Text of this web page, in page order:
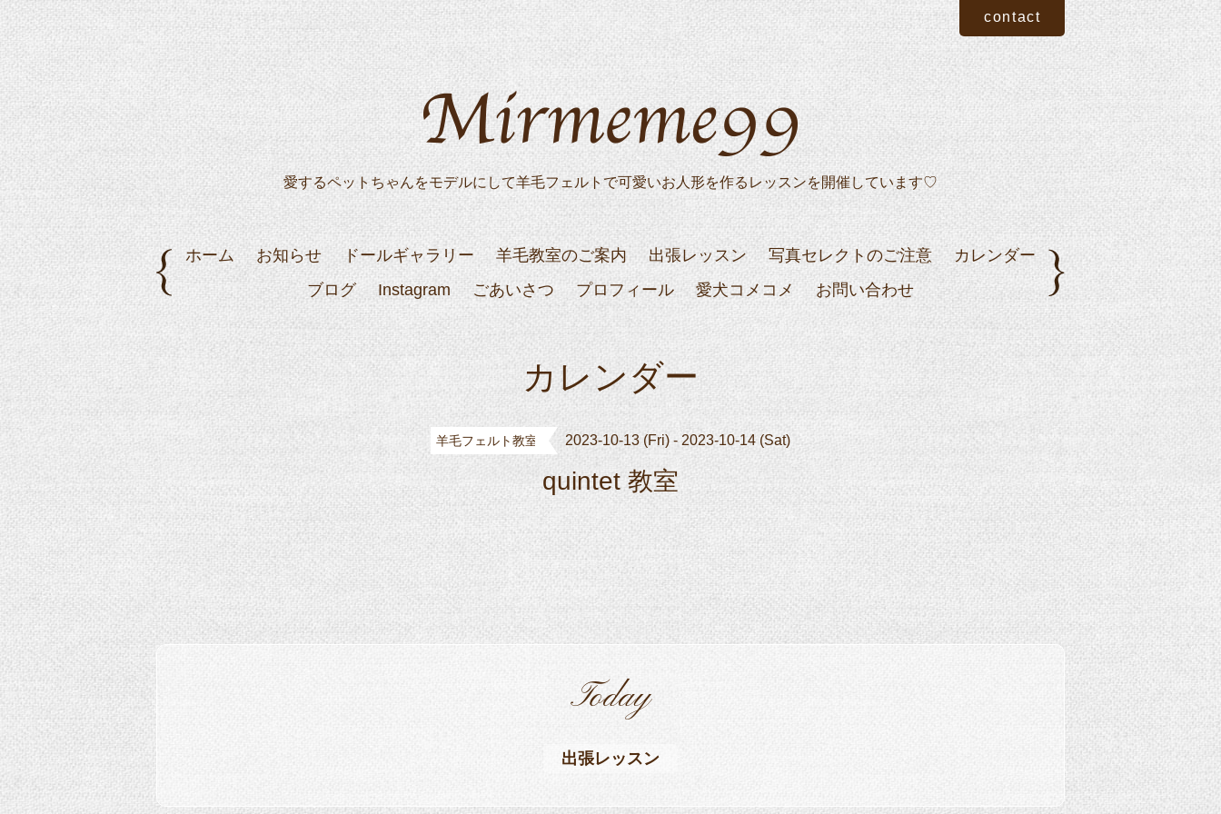
愛するペットちゃんをモデルにして羊毛フェルトで可愛いお人形を作るレッスンを開催しています♡
contact
ホーム お知らせ ドールギャラリー 羊毛教室のご案内 出張レッスン 写真セレクトのご注意
カレンダー
ブログ
Instagram ごあいさつ プロフィール 愛犬コメコメ お問い合わせ
カレンダー
羊毛フェルト教室 2023-10-13 (Fri) - 2023-10-14 (Sat)
quintet 教室
Today
出張レッスン